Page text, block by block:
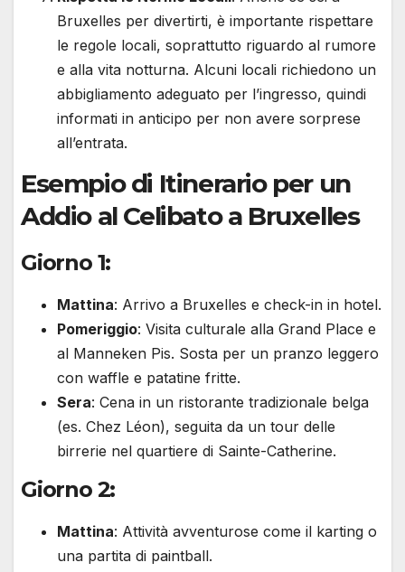
Bruxelles per divertirti, è importante rispettare
le regole locali, soprattutto riguardo al rumore
e alla vita notturna. Alcuni locali richiedono un
abbigliamento adeguato per l’ingresso, quindi
informati in anticipo per non avere sorprese
all’entrata.
Esempio di Itinerario per un
Addio al Celibato a Bruxelles
Giorno 1:
Mattina: Arrivo a Bruxelles e check-in in hotel.
Pomeriggio: Visita culturale alla Grand Place e
al Manneken Pis. Sosta per un pranzo leggero
con waffle e patatine fritte.
Sera: Cena in un ristorante tradizionale belga
(es. Chez Léon), seguita da un tour delle
birrerie nel quartiere di Sainte-Catherine.
Giorno 2:
Mattina: Attività avventurose come il karting o
una partita di paintball.